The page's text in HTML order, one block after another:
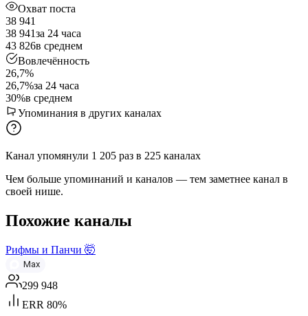
Охват поста
38 941
38 941за 24 часа
43 826в среднем
Вовлечённость
26,7%
26,7%за 24 часа
30%в среднем
Упоминания в других каналах
Канал упомянули 1 205 раз в 225 каналах
Чем больше упоминаний и каналов — тем заметнее канал в
своей нише.
Похожие каналы
Рифмы и Панчи 🤯
Max
299 948
ERR 80%